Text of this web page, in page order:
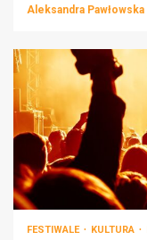
Aleksandra Pawłowska
FESTIWALE KULTURA